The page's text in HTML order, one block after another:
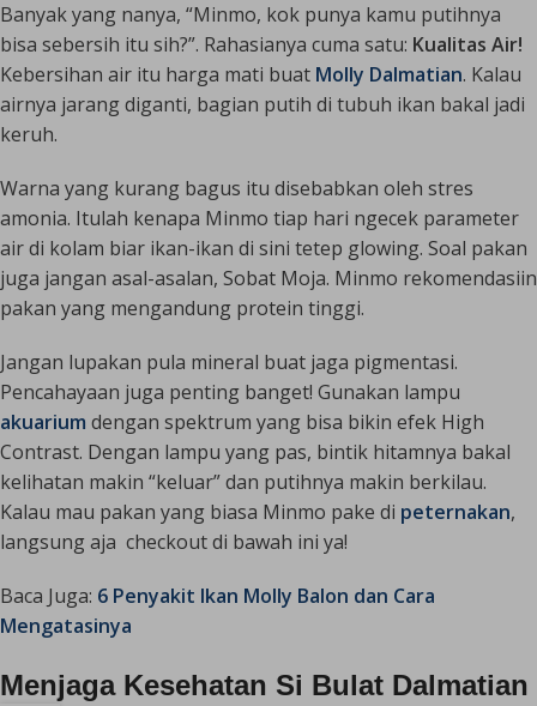
Banyak yang nanya, “Minmo, kok punya kamu putihnya
bisa sebersih itu sih?”. Rahasianya cuma satu: Kualitas Air!
Kebersihan air itu harga mati buat Molly Dalmatian. Kalau
airnya jarang diganti, bagian putih di tubuh ikan bakal jadi
keruh.
Warna yang kurang bagus itu disebabkan oleh stres
amonia. Itulah kenapa Minmo tiap hari ngecek parameter
air di kolam biar ikan-ikan di sini tetep glowing. Soal pakan
juga jangan asal-asalan, Sobat Moja. Minmo rekomendasiin
pakan yang mengandung protein tinggi.
Jangan lupakan pula mineral buat jaga pigmentasi.
Pencahayaan juga penting banget! Gunakan lampu
akuarium dengan spektrum yang bisa bikin efek High
Contrast. Dengan lampu yang pas, bintik hitamnya bakal
kelihatan makin “keluar” dan putihnya makin berkilau.
Kalau mau pakan yang biasa Minmo pake di peternakan,
langsung aja checkout di bawah ini ya!
Baca Juga: 6 Penyakit Ikan Molly Balon dan Cara
Mengatasinya
Menjaga Kesehatan Si Bulat Dalmatian